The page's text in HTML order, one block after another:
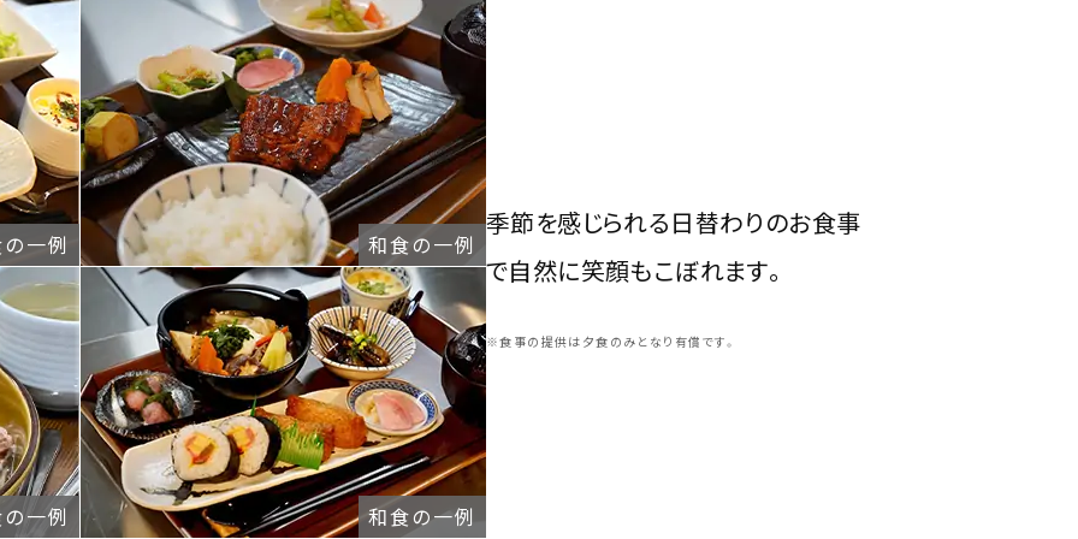
一例 和食の一例
一例 和食の一例
季節を感じられる日替わりのお食事
で自然に笑顔もこぼれます。
※食事の提供は夕食のみとなり有償です。